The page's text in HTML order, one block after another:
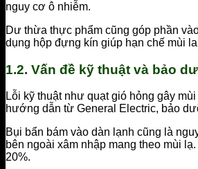
nguy cơ ô nhiễm.
Dư thừa thực phẩm cũng góp phần
dụng hộp đựng kín giúp hạn chế mùi
1.2. Vấn đề kỹ thuật và bảo
Lỗi kỹ thuật như quạt gió hỏng gây
hướng dẫn từ General Electric, bảo
Bụi bẩn bám vào dàn lạnh cũng là
bên ngoài xâm nhập mang theo mùi
20%.